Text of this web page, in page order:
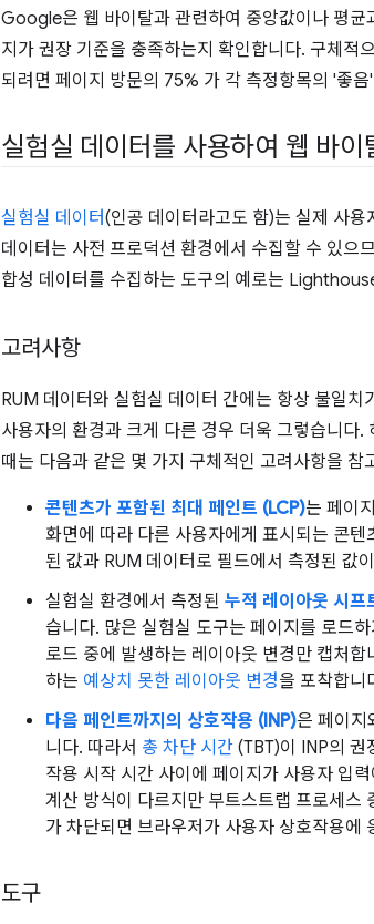
Google은 웹 바이탈과 관련하여 중앙값이나 평균
지가 권장 기준을 충족하는지 확인합니다. 구체적
되려면 페이지 방문의 75% 가 각 측정항목의 '좋
실험실 데이터를 사용하여 웹 바이
실험실 데이터(인공 데이터라고도 함)는 실제 사
데이터는 사전 프로덕션 환경에서 수집할 수 있으
합성 데이터를 수집하는 도구의 예로는
고려사항
RUM 데이터와 실험실 데이터 간에는 항상 불일
사용자의 환경과 크게 다른 경우 더욱 그렇습니
때는 다음과 같은 몇 가지 구체적인 고려사항을 참
콘텐츠가 포함된 최대 페인트 (LCP)는 페이
화면에 따라 다른 사용자에게 표시되는 콘
된 값과 RUM 데이터로 필드에서 측정된 값
실험실 환경에서 측정된 누적 레이아웃 시프
습니다. 많은 실험실 도구는 페이지를 로드
로드 중에 발생하는 레이아웃 변경만 캡처
하는 예상치 못한 레이아웃 변경을 포착합니
다음 페인트까지의 상호작용 (INP)은 페이지
니다. 따라서 총 차단 시간 (TBT)이 INP의 권
작용 시작 시간 사이에 페이지가 사용자 입
계산 방식이 다르지만 부트스트랩 프로세스
가 차단되면 브라우저가 사용자 상호작용에
도구